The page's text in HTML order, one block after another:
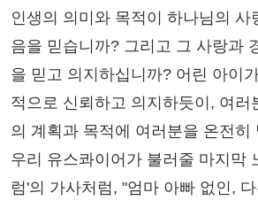
인생의 의미와 목적이 하나님의 사
음을 믿습니까? 그리고 그 사랑과
을 믿고 의지하십니까? 어린 아이
적으로 신뢰하고 의지하듯이, 여러
의 계획과 목적에 여러분을 온전히
우리 유스콰이어가 불러줄 마지막
럼'의 가사처럼, "엄마 아빠 없인,